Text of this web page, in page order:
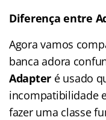
Diferença entre
Agora vamos
banca adora
Adapter é usado
incompatibilidade
fazer uma classe